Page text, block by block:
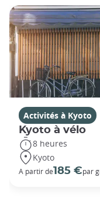
Activités à Kyoto
Kyoto à vélo
8 heures
Kyoto
A partir de185 €par